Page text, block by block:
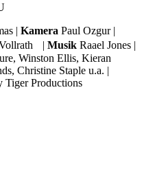
| Kamera Paul Ozgur |
Vollrath | Musik Raael Jones |
Winston Ellis, Kieran
Christine Staple u.a. |
Tiger Productions